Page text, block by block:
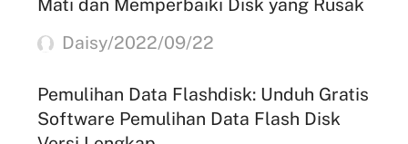
Daisy/2022/09/22
Pemulihan Data Flashdisk: Unduh Gratis
Software Pemulihan Data Flash Disk